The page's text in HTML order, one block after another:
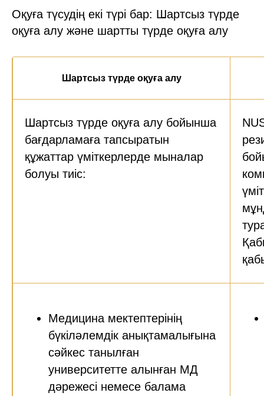
Оқуға түсудің екі түрі бар: Шартсыз түрде
оқуға алу және шартты түрде оқуға алу
Шартсыз түрде оқуға алу
Шартсыз түрде оқуға алу бойынша
бағдарламаға тапсыратын
құжаттар үміткерлерде мыналар
болуы тиіс:
Медицина мектептерінің
бүкіләлемдік анықтамалығына
сәйкес танылған
университетте алынған МД
дәрежесі немесе балама